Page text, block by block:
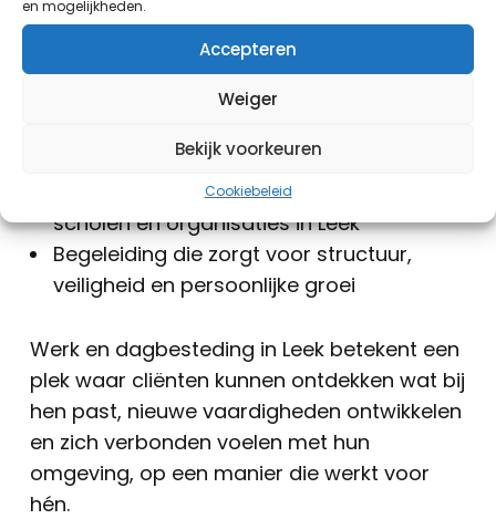
en mogelijkheden.
Accepteren
Weiger
Bekijk voorkeuren
Cookiebeleid
inclusief bediening, keuken en kassa
Groen- en onderhoudswerk op
Familiepark Nienoord en
Landgoedboerderij Oosterheerdt
en praktijkervaring op te doen
Sterke samenwerking met bedrijven,
scholen en organisaties in Leek
Begeleiding die zorgt voor structuur,
veiligheid en persoonlijke groei
Werk en dagbesteding in Leek betekent een
plek waar cliënten kunnen ontdekken wat bij
hen past, nieuwe vaardigheden ontwikkelen
en zich verbonden voelen met hun
omgeving, op een manier die werkt voor
hén.